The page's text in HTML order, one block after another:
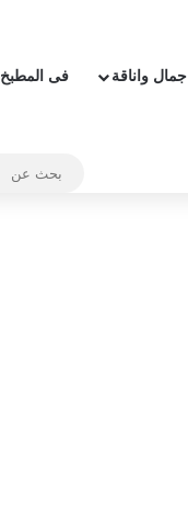
جمال واناقة فى المطبخ